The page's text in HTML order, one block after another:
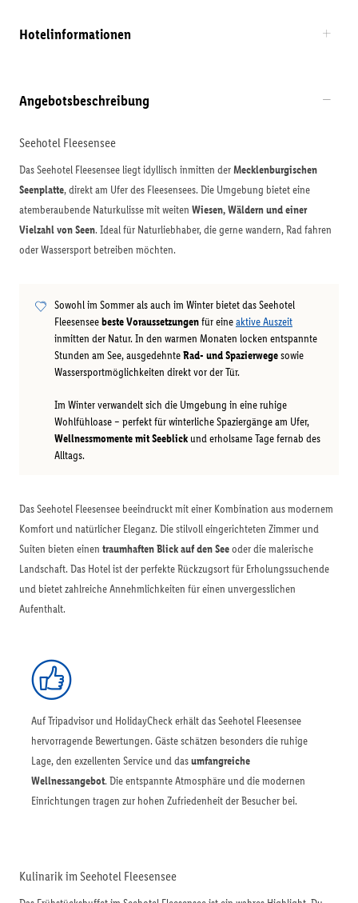
Hotelinformationen
Angebotsbeschreibung
Seehotel Fleesensee
Das Seehotel Fleesensee liegt idyllisch inmitten derMecklenburgischen
Seenplatte, direkt am Ufer des Fleesensees. Die Umgebung bietet eine
atemberaubende Naturkulisse mit weiten Wiesen, Wäldern und einer
Vielzahl von Seen. Ideal für Naturliebhaber, die gerne wandern, Rad fahren
oder Wassersport betreiben möchten.
Sowohl im Sommer als auch im Winter bietet das Seehotel
Fleesenseebeste Voraussetzungenfür eineaktive Auszeit
inmitten der Natur. In den warmen Monaten locken entspannte
Stunden am See, ausgedehnteRad- und Spazierwegesowie
Wassersportmöglichkeiten direkt vor der Tür.
Im Winter verwandelt sich die Umgebung in eine ruhige
Wohlfühloase – perfekt für winterliche Spaziergänge am Ufer,
Wellnessmomente mit Seeblick und erholsame Tage fernab des
Alltags.
Das Seehotel Fleesensee beeindruckt mit einer Kombination aus modernem
Komfort und natürlicher Eleganz. Die stilvoll eingerichteten Zimmer und
Suiten bieten einen traumhaften Blick auf den Seeoder die malerische
Landschaft. Das Hotel ist der perfekte Rückzugsort für Erholungssuchende
und bietet zahlreiche Annehmlichkeiten für einen unvergesslichen
Aufenthalt.
Auf Tripadvisor und HolidayCheck erhält das Seehotel Fleesensee
hervorragende Bewertungen. Gäste schätzen besonders die ruhige
Lage, den exzellenten Service und dasumfangreiche
Wellnessangebot. Die entspannte Atmosphäre und die modernen
Einrichtungen tragen zur hohen Zufriedenheit der Besucher bei.
Kulinarik im Seehotel Fleesensee